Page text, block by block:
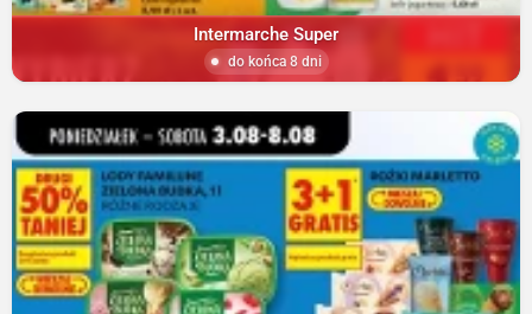
Intermarche Super
do końca 8 dni